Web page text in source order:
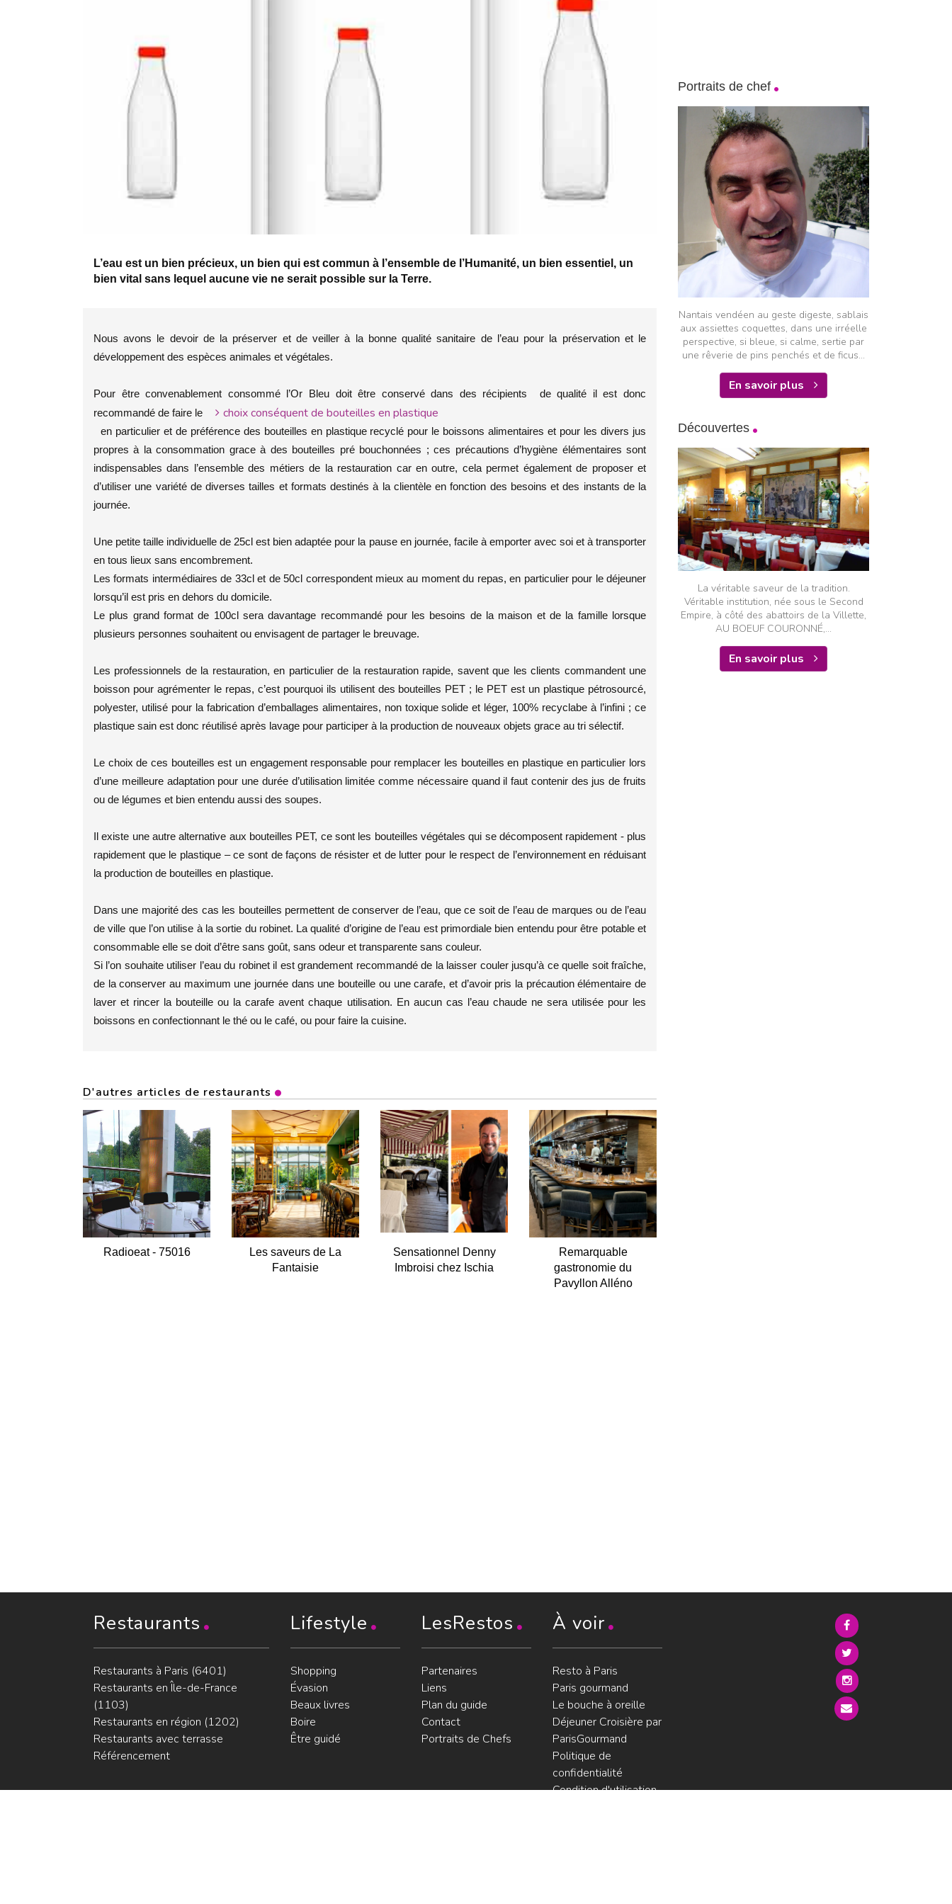
L’eau est un bien précieux, un bien qui est commun à l’ensemble de l’Humanité, un bien essentiel, un
bien vital sans lequel aucune vie ne serait possible sur la Terre.
Nous avons le devoir de la préserver et de veiller à la bonne qualité sanitaire de l’eau pour la préservation et le
développement des espèces animales et végétales.
Pour être convenablement consommé l’Or Bleu doit être conservé dans des récipients de qualité il est donc
recommandé de faire le
choix conséquent de bouteilles en plastique
en particulier et de préférence des bouteilles en plastique recyclé pour le boissons alimentaires et pour les divers jus
propres à la consommation grace à des bouteilles pré bouchonnées ; ces précautions d’hygiène élémentaires sont
indispensables dans l’ensemble des métiers de la restauration car en outre, cela permet également de proposer et
d’utiliser une variété de diverses tailles et formats destinés à la clientèle en fonction des besoins et des instants de la
journée.
Une petite taille individuelle de 25cl est bien adaptée pour la pause en journée, facile à emporter avec soi et à transporter
en tous lieux sans encombrement.
Les formats intermédiaires de 33cl et de 50cl correspondent mieux au moment du repas, en particulier pour le déjeuner
lorsqu’il est pris en dehors du domicile.
Le plus grand format de 100cl sera davantage recommandé pour les besoins de la maison et de la famille lorsque
plusieurs personnes souhaitent ou envisagent de partager le breuvage.
Les professionnels de la restauration, en particulier de la restauration rapide, savent que les clients commandent une
boisson pour agrémenter le repas, c’est pourquoi ils utilisent des bouteilles PET ; le PET est un plastique pétrosourcé,
polyester, utilisé pour la fabrication d’emballages alimentaires, non toxique solide et léger, 100% recyclabe à l’infini ; ce
plastique sain est donc réutilisé après lavage pour participer à la production de nouveaux objets grace au tri sélectif.
Le choix de ces bouteilles est un engagement responsable pour remplacer les bouteilles en plastique en particulier lors
d’une meilleure adaptation pour une durée d’utilisation limitée comme nécessaire quand il faut contenir des jus de fruits
ou de légumes et bien entendu aussi des soupes.
Il existe une autre alternative aux bouteilles PET, ce sont les bouteilles végétales qui se décomposent rapidement - plus
rapidement que le plastique – ce sont de façons de résister et de lutter pour le respect de l’environnement en réduisant
la production de bouteilles en plastique.
Dans une majorité des cas les bouteilles permettent de conserver de l’eau, que ce soit de l’eau de marques ou de l’eau
de ville que l’on utilise à la sortie du robinet. La qualité d’origine de l’eau est primordiale bien entendu pour être potable et
consommable elle se doit d’être sans goût, sans odeur et transparente sans couleur.
Si l’on souhaite utiliser l’eau du robinet il est grandement recommandé de la laisser couler jusqu’à ce quelle soit fraîche,
de la conserver au maximum une journée dans une bouteille ou une carafe, et d’avoir pris la précaution élémentaire de
laver et rincer la bouteille ou la carafe avent chaque utilisation. En aucun cas l’eau chaude ne sera utilisée pour les
boissons en confectionnant le thé ou le café, ou pour faire la cuisine.
D'autres articles de restaurants
Radioeat - 75016
Les saveurs de La
Fantaisie
Sensationnel Denny
Imbroisi chez Ischia
Remarquable
gastronomie du
Pavyllon Alléno
Portraits de chef
Nantais vendéen au geste digeste, sablais
aux assiettes coquettes, dans une irréelle
perspective, si bleue, si calme, sertie par
une rêverie de pins penchés et de ficus...
En savoir plus
Découvertes
La véritable saveur de la tradition.
Véritable institution, née sous le Second
Empire, à côté des abattoirs de la Villette,
AU BOEUF COURONNÉ,...
En savoir plus
Restaurants
Restaurants à Paris (6401)
Restaurants en Île-de-France
(1103)
Restaurants en région (1202)
Restaurants avec terrasse
Référencement
Lifestyle
Shopping
Évasion
Beaux livres
Boire
Être guidé
LesRestos
Partenaires
Liens
Plan du guide
Contact
Portraits de Chefs
À voir
Resto à Paris
Paris gourmand
Le bouche à oreille
Déjeuner Croisière par
ParisGourmand
Politique de
confidentialité
Condition d'utilisation